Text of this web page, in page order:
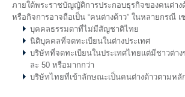
ภายใต้พระราชบัญญัติการประกอบธุรกิจของคนต่าง
หรือกิจการอาจถือเป็น “คนต่างด้าว” ในหลายกรณี เ
บุคคลธรรมดาที่ไม่มีสัญชาติไทย
นิติบุคคลที่จดทะเบียนในต่างประเทศ
บริษัทที่จดทะเบียนในประเทศไทยแต่มีชาวต่า
ละ 50 หรือมากกว่า
บริษัทไทยที่เข้าลักษณะเป็นคนต่างด้าวตามห